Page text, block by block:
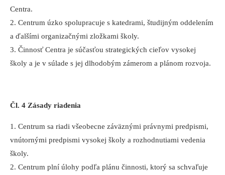
Centra.
2. Centrum úzko spolupracuje s katedrami, študijným oddelením
a ďalšími organizačnými zložkami školy.
3. Činnosť Centra je súčasťou strategických cieľov vysokej
školy a je v súlade s jej dlhodobým zámerom a plánom rozvoja.
Čl. 4 Zásady riadenia
1. Centrum sa riadi všeobecne záväznými právnymi predpismi,
vnútornými predpismi vysokej školy a rozhodnutiami vedenia
školy.
2. Centrum plní úlohy podľa plánu činnosti, ktorý sa schvaľuje